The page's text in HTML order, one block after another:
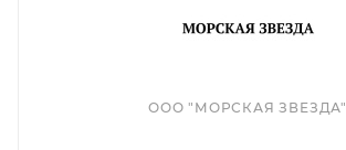
ООО "МОРСКАЯ ЗВЕЗДА"